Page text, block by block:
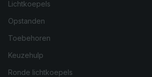
Lichtkoepels
Opstanden
Toebehoren
Keuzehulp
Ronde lichtkoepels